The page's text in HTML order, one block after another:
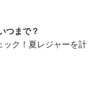
つまで？
ク！夏レジャーを計